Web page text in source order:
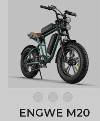
Μαύρος
ΛευκόΠράσινος
ENGWE M20